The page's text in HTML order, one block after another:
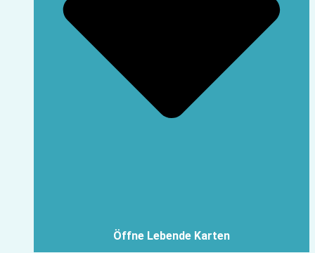
Öffne Lebende Karten